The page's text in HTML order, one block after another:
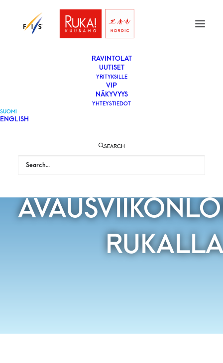
VAPAAEHTOISEKSI
YLEISÖLLE
­RAVINTOLAT
UUTISET
YRITYKSILLE
VIP
NÄKYVYYS
YHTEYSTIEDOT
SUOMI
ENGLISH
SEARCH
JOHAUG